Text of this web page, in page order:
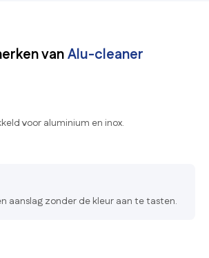
vanAlu-cleaner
voor aluminium en inox.
aanslag zonder de kleur aan te tasten.